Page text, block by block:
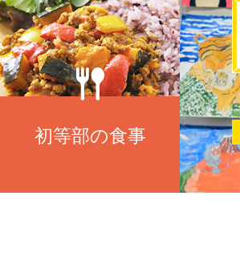
初等部の食事